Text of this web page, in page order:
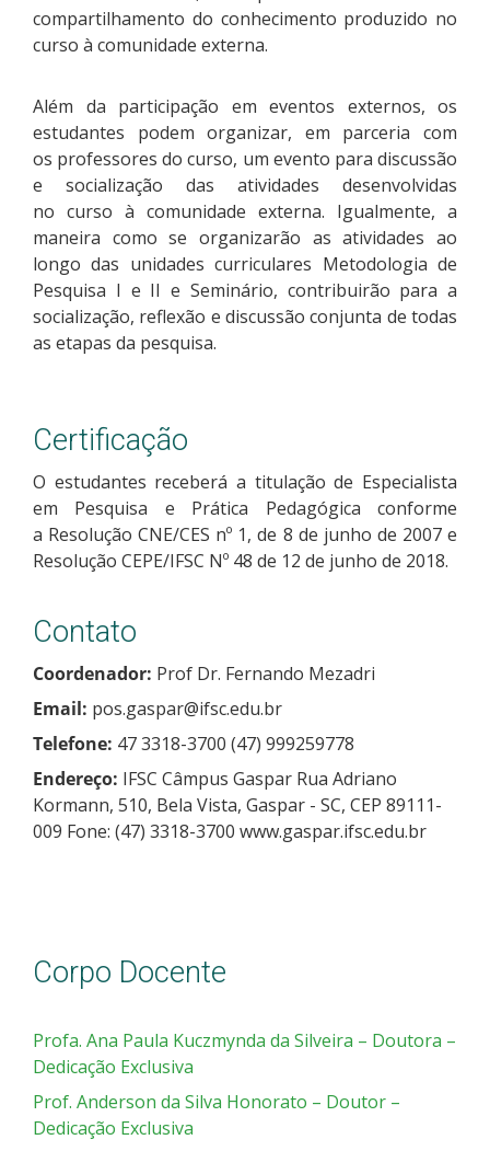
compartilhamento do conhecimento produzido no
curso à comunidade externa.
Além da participação em eventos externos, os
estudantes podem organizar, em parceria com
os professores do curso, um evento para discussão
e socialização das atividades desenvolvidas
no curso à comunidade externa. Igualmente, a
maneira como se organizarão as atividades ao
longo das unidades curriculares Metodologia de
Pesquisa I e II e Seminário, contribuirão para a
socialização, reflexão e discussão conjunta de todas
as etapas da pesquisa.
Certificação
O estudantes receberá a titulação de Especialista
em Pesquisa e Prática Pedagógica conforme
a Resolução CNE/CES nº 1, de 8 de junho de 2007 e
Resolução CEPE/IFSC Nº 48 de 12 de junho de 2018.
Contato
Coordenador: Prof Dr. Fernando Mezadri
Email: pos.gaspar@ifsc.edu.br
Telefone: 47 3318-3700 (47) 999259778
Endereço: IFSC Câmpus Gaspar Rua Adriano
Kormann, 510, Bela Vista, Gaspar - SC, CEP 89111-
009 Fone: (47) 3318-3700 www.gaspar.ifsc.edu.br
Corpo Docente
Profa. Ana Paula Kuczmynda da Silveira – Doutora –
Dedicação Exclusiva
Prof. Anderson da Silva Honorato – Doutor –
Dedicação Exclusiva